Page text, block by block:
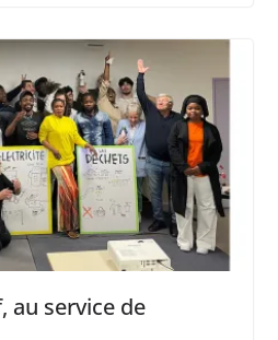
au service de